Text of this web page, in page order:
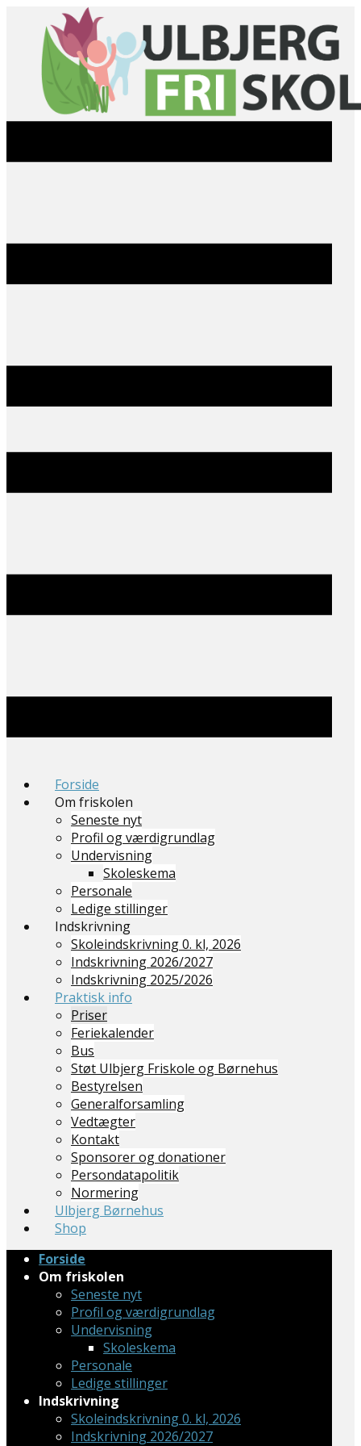
Forside
Om friskolen
Seneste nyt
Profil og værdigrundlag
Undervisning
Skoleskema
Personale
Ledige stillinger
Indskrivning
Skoleindskrivning 0. kl, 2026
Indskrivning 2026/2027
Indskrivning 2025/2026
Praktisk info
Priser
Feriekalender
Bus
Støt Ulbjerg Friskole og Børnehus
Bestyrelsen
Generalforsamling
Vedtægter
Kontakt
Sponsorer og donationer
Persondatapolitik
​Normering
Ulbjerg Børnehus
Shop
Forside
Om friskolen
Seneste nyt
Profil og værdigrundlag
Undervisning
Skoleskema
Personale
Ledige stillinger
Indskrivning
Skoleindskrivning 0. kl, 2026
Indskrivning 2026/2027